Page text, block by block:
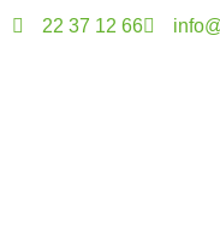
22 37 12 66